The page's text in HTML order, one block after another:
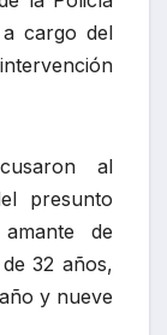
fue
en
y
para
a cargo del